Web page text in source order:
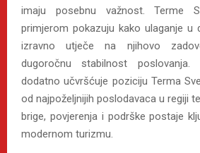
imaju posebnu važnost. Terme
primjerom pokazuju kako ulaganje u
izravno utječe na njihovo
dugoročnu stabilnost poslovanja.
dodatno učvršćuje poziciju Terma
od najpoželjnijih poslodavaca u regiji
brige, povjerenja i podrške postaje
modernom turizmu.